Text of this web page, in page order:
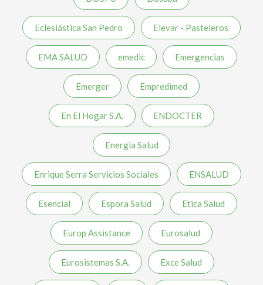
Eclesiástica San Pedro Elevar - Pasteleros
EMA SALUD emedic Emergencias
Emerger Empredimed
En El Hogar S.A. ENDOCTER
Energia Salud
Enrique Serra Servicios Sociales ENSALUD
Esencial Espora Salud Etica Salud
Europ Assistance Eurosalud
Eurosistemas S.A. Exce Salud